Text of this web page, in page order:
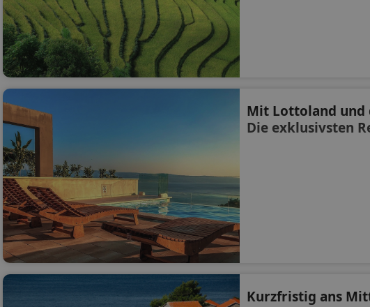
Mit Lottoland und
Die exklusivsten
Kurzfristig ans